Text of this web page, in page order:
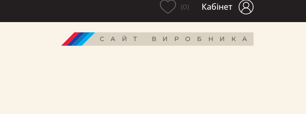
(0) Кабінет
САЙТ ВИРОБНИКА